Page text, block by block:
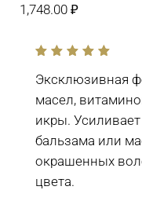
1,748.00 ₽
of
Эксклюзивная
масел,
икры.
бальзама или
окрашенных
цвета.